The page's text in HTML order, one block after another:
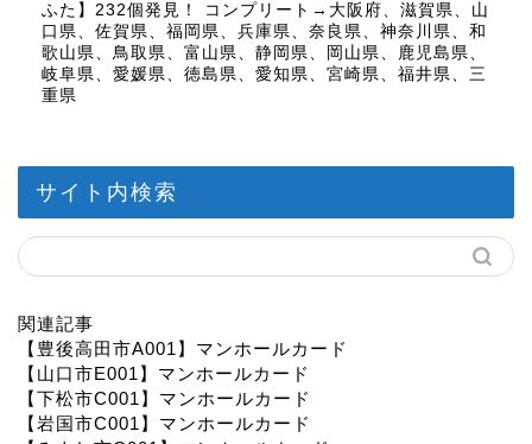
ふた】232個発見！ コンプリート→大阪府、滋賀県、山
口県、佐賀県、福岡県、兵庫県、奈良県、神奈川県、和
歌山県、鳥取県、富山県、静岡県、岡山県、鹿児島県、
岐阜県、愛媛県、徳島県、愛知県、宮崎県、福井県、三
重県
サイト内検索
関連記事
【豊後高田市A001】マンホールカード
【山口市E001】マンホールカード
【下松市C001】マンホールカード
【岩国市C001】マンホールカード